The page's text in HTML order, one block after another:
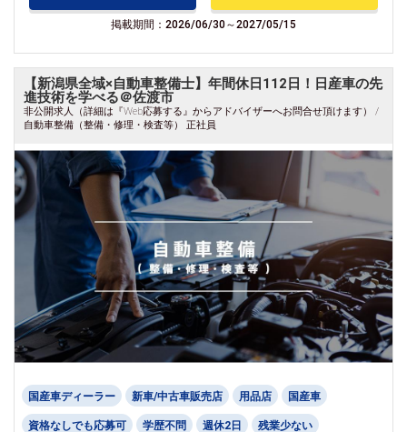
掲載期間：2026/06/30～2027/05/15
【新潟県全域×自動車整備士】年間休日112日！日産車の先
進技術を学べる＠佐渡市
非公開求人（詳細は『Web応募する』からアドバイザーへお問合せ頂けます） /
自動車整備（整備・修理・検査等） 正社員
国産車ディーラー 新車/中古車販売店 用品店 国産車
資格なしでも応募可 学歴不問 週休2日 残業少ない